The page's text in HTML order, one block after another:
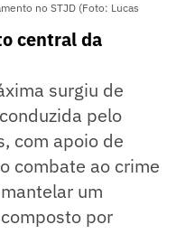
no STJD (Foto: Lucas
central da
surgiu de
pelo
com apoio de
combate ao crime
um
por